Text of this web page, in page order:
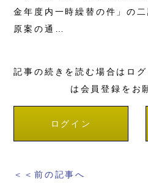
金年度内一時繰替の件」の
原案の通…
記事の続きを読む場合はロ
は会員登録をお
ログイン
＜＜前の記事へ